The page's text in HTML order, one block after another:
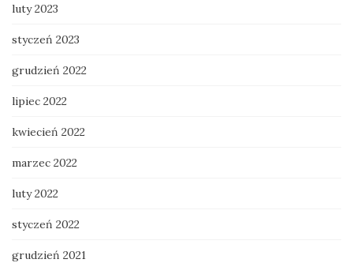
luty 2023
styczeń 2023
grudzień 2022
lipiec 2022
kwiecień 2022
marzec 2022
luty 2022
styczeń 2022
grudzień 2021